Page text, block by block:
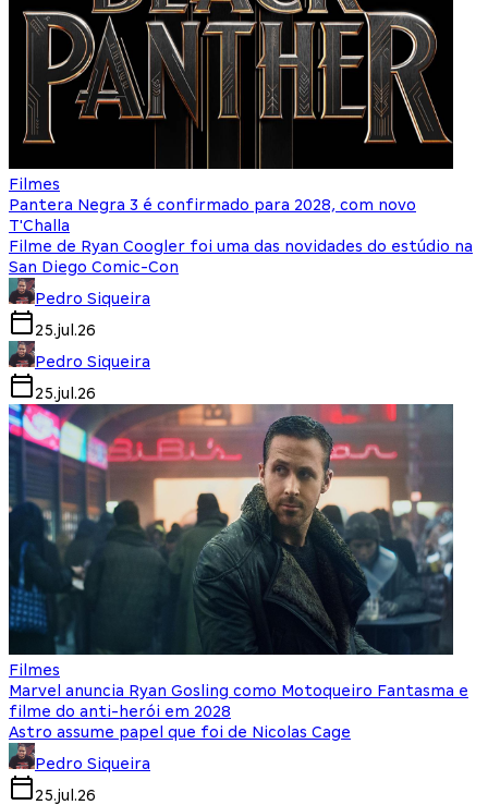
Filmes
Pantera Negra 3 é confirmado para 2028, com novo
T'Challa
Filme de Ryan Coogler foi uma das novidades do estúdio na
San Diego Comic-Con
Pedro Siqueira
25.jul.26
Pedro Siqueira
25.jul.26
Filmes
Marvel anuncia Ryan Gosling como Motoqueiro Fantasma e
filme do anti-herói em 2028
Astro assume papel que foi de Nicolas Cage
Pedro Siqueira
25.jul.26